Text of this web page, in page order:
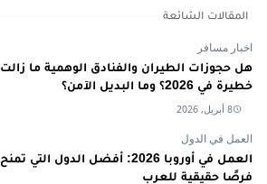
المقالات الشائعة
اخبار مسافر
هل حجوزات الطيران والفنادق الوهمية ما زالت
خطيرة في 2026؟ وما البديل الآمن؟
8 أبريل, 2026
العمل في الدول
العمل في أوروبا 2026: أفضل الدول التي تمنح
فرصًا حقيقية للعرب